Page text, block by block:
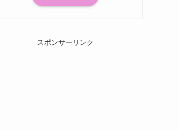
スポンサーリンク